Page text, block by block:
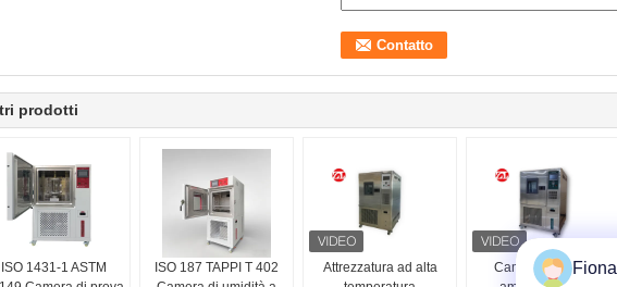
prodotti
ISO 1431-1 ASTM
ISO 187 TAPPI T 402
Attrezzatura ad alta
Camera di provaFiona